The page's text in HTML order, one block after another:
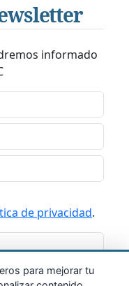
informado
de privacidad.
para mejorar tu